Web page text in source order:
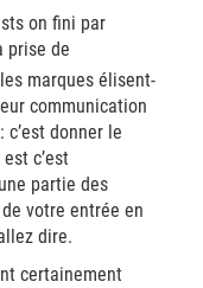
on fini par
prise de
marques élisent-
communication
donner le
c’est
partie des
votre entrée en
dire.
certainement